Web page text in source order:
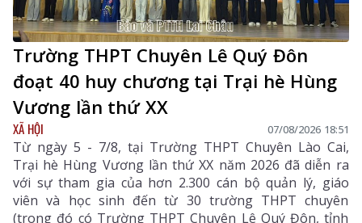
Trường THPT Chuyên Lê Quý Đôn
đoạt 40 huy chương tại Trại hè Hùng
Vương lần thứ XX
XÃ HỘI 07/08/2026 18:51
Từ ngày 5 - 7/8, tại Trường THPT Chuyên Lào Cai,
Trại hè Hùng Vương lần thứ XX năm 2026 đã diễn ra
với sự tham gia của hơn 2.300 cán bộ quản lý, giáo
viên và học sinh đến từ 30 trường THPT chuyên
(trong đó có Trường THPT Chuyên Lê Quý Đôn, tỉnh